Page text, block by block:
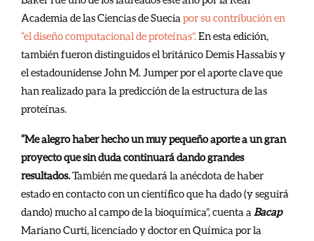
Academia de las Ciencias de Suecia por su contribución en
“el diseño computacional de proteínas”.En esta edición,
también fueron distinguidos el británico Demis Hassabis y
el estadounidense John M. Jumper por el aporte clave que
han realizado para la predicción de la estructura de las
proteínas.
“Me alegro haber hecho un muy pequeño aporte a un gran
proyecto que sin duda continuará dando grandes
resultados.También me quedará la anécdota de haber
estado en contacto con un científico que ha dado (y seguirá
dando) mucho al campo de la bioquímica”, cuenta a Bacap
Mariano Curti, licenciado y doctor en Química por la